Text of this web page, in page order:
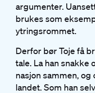
argumenter.
brukes som
ytringsrommet.
Derfor bør Toje få
tale. La han snakke
nasjon sammen,
landet. Som han